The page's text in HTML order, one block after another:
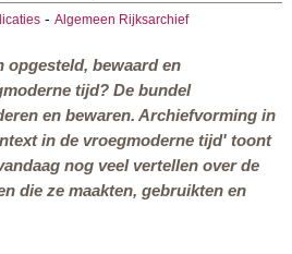
- Algemeen Rijksarchief
opgesteld, bewaard en
tijd? De bundel
en bewaren. Archiefvorming in
in de vroegmoderne tijd' toont
nog veel vertellen over de
die ze maakten, gebruikten en